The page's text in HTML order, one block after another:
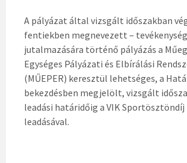
A pályázat által vizsgált időszakban
fentiekben megnevezett –
jutalmazására történő pályázás a
Egységes Pályázati és Elbírálási
(MŰEPER) keresztül lehetséges, a
bekezdésben megjelölt, vizsgált
leadási határidőig a VIK
leadásával.